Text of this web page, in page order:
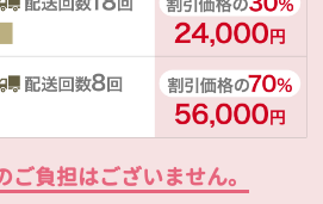
ご負担はございません。